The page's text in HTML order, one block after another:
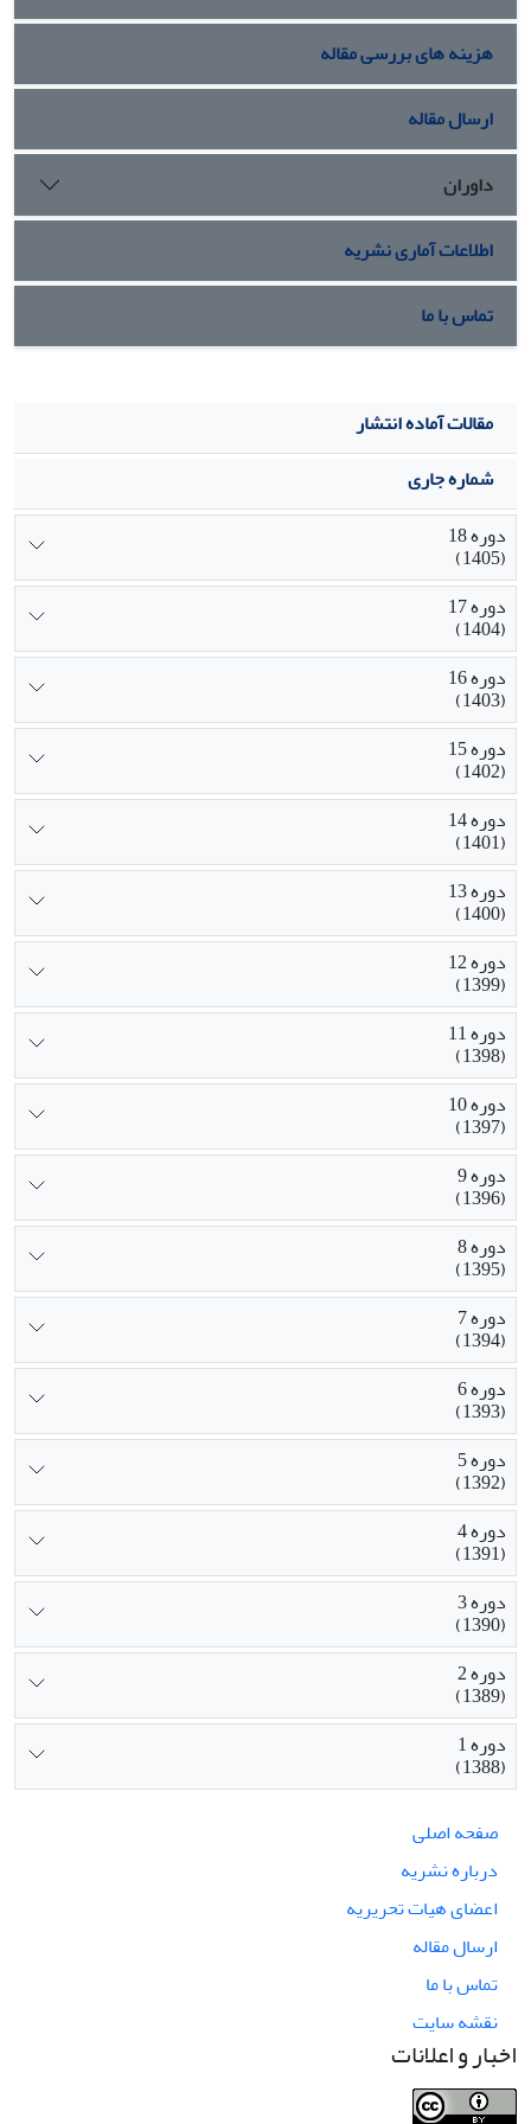
هزینه های بررسی مقاله
ارسال مقاله
داوران
اطلاعات آماری نشریه
تماس با ما
مقالات آماده انتشار
شماره جاری
دوره 18
(1405)
دوره 17
(1404)
دوره 16
(1403)
دوره 15
(1402)
دوره 14
(1401)
دوره 13
(1400)
دوره 12
(1399)
دوره 11
(1398)
دوره 10
(1397)
دوره 9
(1396)
دوره 8
(1395)
دوره 7
(1394)
دوره 6
(1393)
دوره 5
(1392)
دوره 4
(1391)
دوره 3
(1390)
دوره 2
(1389)
دوره 1
(1388)
صفحه اصلی
درباره نشریه
اعضای هیات تحریریه
ارسال مقاله
تماس با ما
نقشه سایت
اخبار و اعلانات